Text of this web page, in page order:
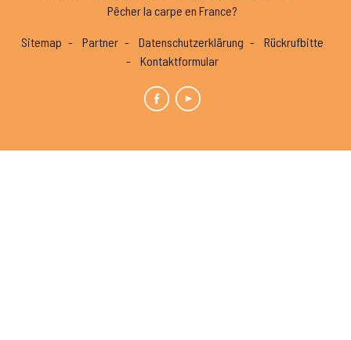
Pêcher la carpe en France?
Sitemap Partner Datenschutzerklärung
Rückrufbitte
Kontaktformular